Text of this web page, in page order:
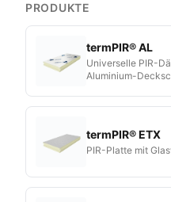
PRODUKTE
termPIR® AL
Universelle PIR-
Aluminium-
termPIR® ETX
PIR-Platte mit